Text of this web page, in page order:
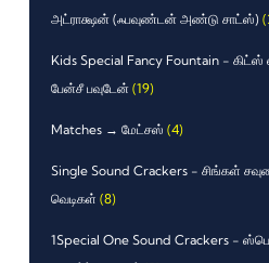
அட்ராக்ஷன் (ஃபவுண்டன் அண்டு சாட்ஸ்)
Kids Special Fancy Fountain -
பேன்சீ பவுடேன் (19)
Matches → மேட்சஸ் (4)
Single Sound Crackers - சிங்கள்
வெடிகள் (8)
1Special One Sound Crackers -